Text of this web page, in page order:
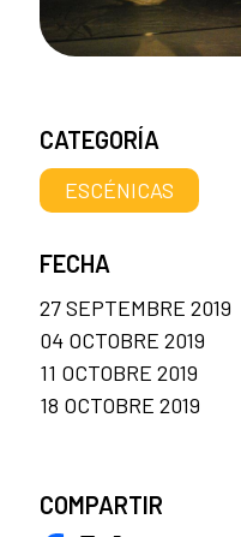
CATEGORÍA
ESCÉNICAS
FECHA
27 SEPTEMBRE 2019
04 OCTOBRE 2019
11 OCTOBRE 2019
18 OCTOBRE 2019
COMPARTIR